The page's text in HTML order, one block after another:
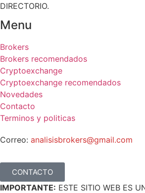
DIRECTORIO.
Menu
Brokers
Brokers recomendados
Cryptoexchange
Cryptoexchange recomendados
Novedades
Contacto
Terminos y politicas
Correo: analisisbrokers@gmail.com
CONTACTO
IMPORTANTE: ESTE SITIO WEB ES